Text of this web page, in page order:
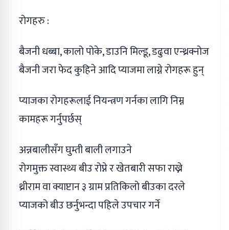
रोगहरु :
बैजनी धब्बा, कालो पोके, डाउनि मिल्डू, डढुवा एन्थ्रक्नोज
बैजनी जरा फेद कुहिने आदि प्याजमा लाग्ने रोगहरू हुन्
प्याजका रोगहरूलाई नियन्त्रण गर्नका लागि निम्न
कामहरू गर्नुपर्छस्
अन्नबालीसँग घुम्ती बाली लगाउने
रोगमुक्त स्वास्थ्य बीउ रोप्ने र खेतबारी सफा राख्ने
थ्रीराम वा क्याप्टान ३ ग्राम प्रतिकिलो बीउका दरले
प्याजको बीउ छर्नुभन्दा पहिले उपचार गर्ने